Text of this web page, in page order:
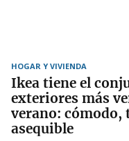
HOGAR Y VIVIENDA
Ikea tiene el
exteriores más
verano: cómodo,
asequible